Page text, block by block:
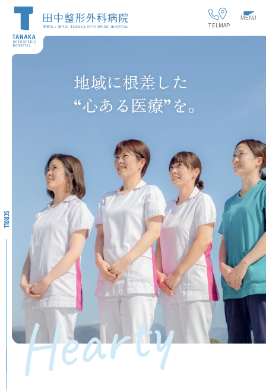
TEL MAP
MENU
SCROLL
地域に根差した
“心ある医療”を。